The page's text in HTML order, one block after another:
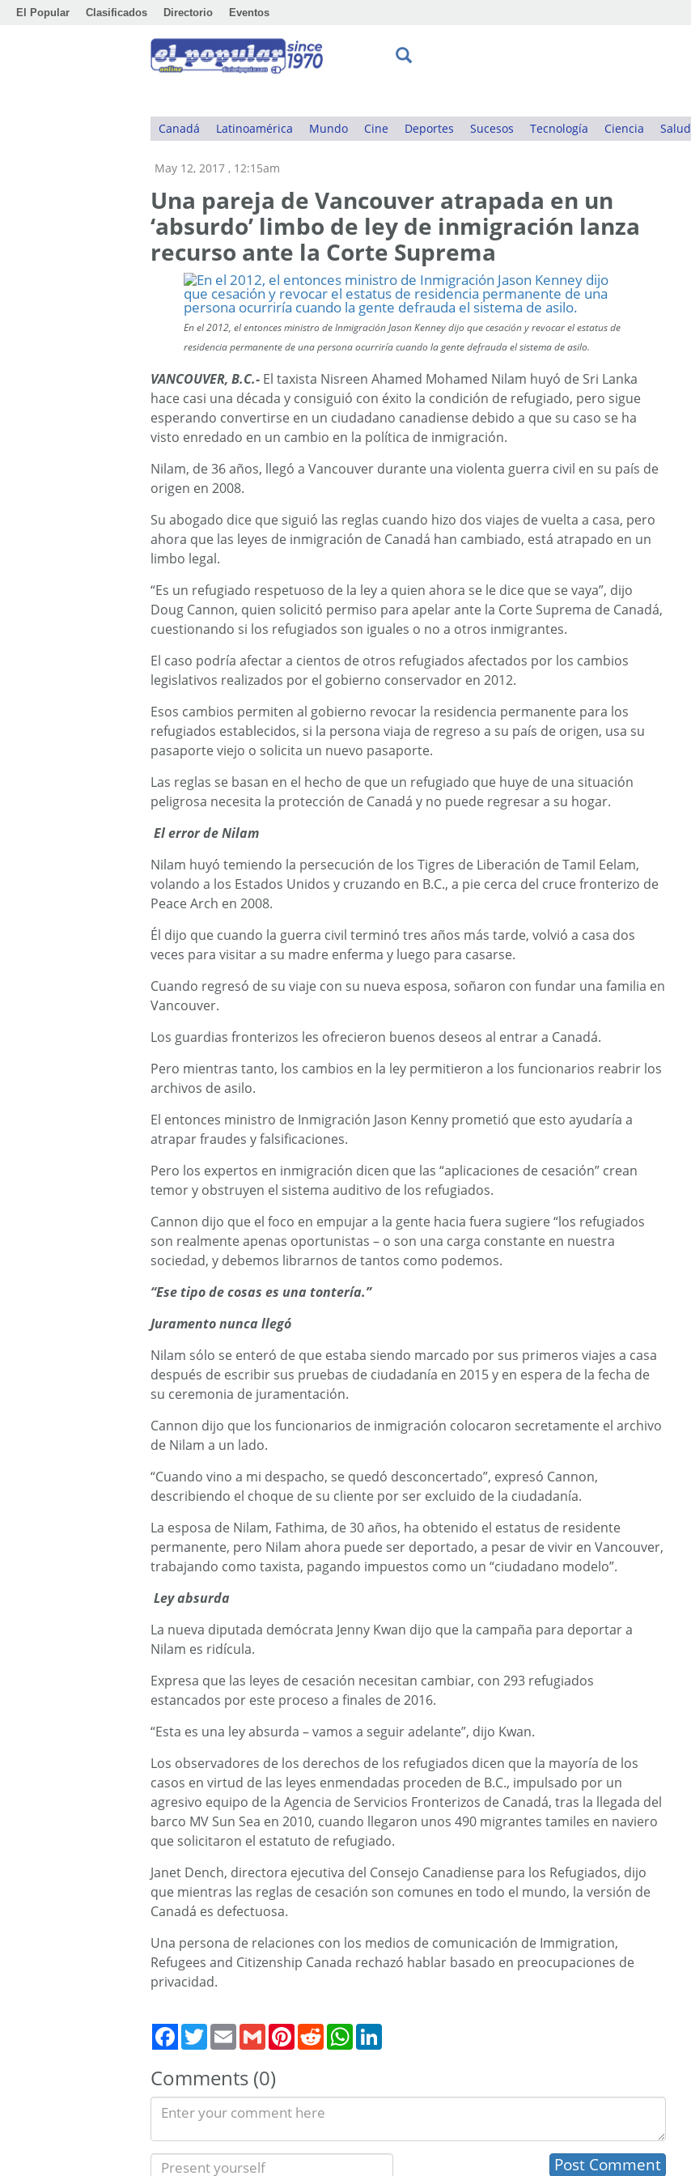
El Popular Clasificados Directorio Eventos
Canadá Latinoamérica Mundo Cine Deportes Sucesos Tecnología Ciencia Salud
May 12, 2017 , 12:15am
Una pareja de Vancouver atrapada en un
‘absurdo’ limbo de ley de inmigración lanza
recurso ante la Corte Suprema
En el 2012, el entonces ministro de Inmigración Jason Kenney dijo que cesación y revocar el estatus de
residencia permanente de una persona ocurriría cuando la gente defrauda el sistema de asilo.
VANCOUVER, B.C.- El taxista Nisreen Ahamed Mohamed Nilam huyó de Sri Lanka
hace casi una década y consiguió con éxito la condición de refugiado, pero sigue
esperando convertirse en un ciudadano canadiense debido a que su caso se ha
visto enredado en un cambio en la política de inmigración.
Nilam, de 36 años, llegó a Vancouver durante una violenta guerra civil en su país de
origen en 2008.
Su abogado dice que siguió las reglas cuando hizo dos viajes de vuelta a casa, pero
ahora que las leyes de inmigración de Canadá han cambiado, está atrapado en un
limbo legal.
“Es un refugiado respetuoso de la ley a quien ahora se le dice que se vaya”, dijo
Doug Cannon, quien solicitó permiso para apelar ante la Corte Suprema de Canadá,
cuestionando si los refugiados son iguales o no a otros inmigrantes.
El caso podría afectar a cientos de otros refugiados afectados por los cambios
legislativos realizados por el gobierno conservador en 2012.
Esos cambios permiten al gobierno revocar la residencia permanente para los
refugiados establecidos, si la persona viaja de regreso a su país de origen, usa su
pasaporte viejo o solicita un nuevo pasaporte.
Las reglas se basan en el hecho de que un refugiado que huye de una situación
peligrosa necesita la protección de Canadá y no puede regresar a su hogar.
El error de Nilam
Nilam huyó temiendo la persecución de los Tigres de Liberación de Tamil Eelam,
volando a los Estados Unidos y cruzando en B.C., a pie cerca del cruce fronterizo de
Peace Arch en 2008.
Él dijo que cuando la guerra civil terminó tres años más tarde, volvió a casa dos
veces para visitar a su madre enferma y luego para casarse.
Cuando regresó de su viaje con su nueva esposa, soñaron con fundar una familia en
Vancouver.
Los guardias fronterizos les ofrecieron buenos deseos al entrar a Canadá.
Pero mientras tanto, los cambios en la ley permitieron a los funcionarios reabrir los
archivos de asilo.
El entonces ministro de Inmigración Jason Kenny prometió que esto ayudaría a
atrapar fraudes y falsificaciones.
Pero los expertos en inmigración dicen que las “aplicaciones de cesación” crean
temor y obstruyen el sistema auditivo de los refugiados.
Cannon dijo que el foco en empujar a la gente hacia fuera sugiere “los refugiados
son realmente apenas oportunistas – o son una carga constante en nuestra
sociedad, y debemos librarnos de tantos como podemos.
“Ese tipo de cosas es una tontería.”
Juramento nunca llegó
Nilam sólo se enteró de que estaba siendo marcado por sus primeros viajes a casa
después de escribir sus pruebas de ciudadanía en 2015 y en espera de la fecha de
su ceremonia de juramentación.
Cannon dijo que los funcionarios de inmigración colocaron secretamente el archivo
de Nilam a un lado.
“Cuando vino a mi despacho, se quedó desconcertado”, expresó Cannon,
describiendo el choque de su cliente por ser excluido de la ciudadanía.
La esposa de Nilam, Fathima, de 30 años, ha obtenido el estatus de residente
permanente, pero Nilam ahora puede ser deportado, a pesar de vivir en Vancouver,
trabajando como taxista, pagando impuestos como un “ciudadano modelo”.
Ley absurda
La nueva diputada demócrata Jenny Kwan dijo que la campaña para deportar a
Nilam es ridícula.
Expresa que las leyes de cesación necesitan cambiar, con 293 refugiados
estancados por este proceso a finales de 2016.
“Esta es una ley absurda – vamos a seguir adelante”, dijo Kwan.
Los observadores de los derechos de los refugiados dicen que la mayoría de los
casos en virtud de las leyes enmendadas proceden de B.C., impulsado por un
agresivo equipo de la Agencia de Servicios Fronterizos de Canadá, tras la llegada del
barco MV Sun Sea en 2010, cuando llegaron unos 490 migrantes tamiles en naviero
que solicitaron el estatuto de refugiado.
Janet Dench, directora ejecutiva del Consejo Canadiense para los Refugiados, dijo
que mientras las reglas de cesación son comunes en todo el mundo, la versión de
Canadá es defectuosa.
Una persona de relaciones con los medios de comunicación de Immigration,
Refugees and Citizenship Canada rechazó hablar basado en preocupaciones de
privacidad.
TwitterEmail Gmail PinterestRedditWhatsApp
Comments (0)